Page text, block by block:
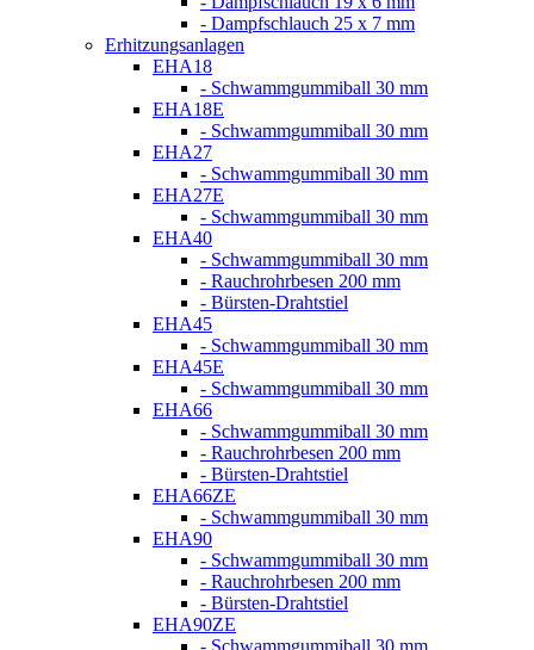
- Dampfschlauch 25 x 7 mm
Erhitzungsanlagen
EHA18
- Schwammgummiball 30 mm
EHA18E
- Schwammgummiball 30 mm
EHA27
- Schwammgummiball 30 mm
EHA27E
- Schwammgummiball 30 mm
EHA40
- Schwammgummiball 30 mm
- Rauchrohrbesen 200 mm
- Bürsten-Drahtstiel
EHA45
- Schwammgummiball 30 mm
EHA45E
- Schwammgummiball 30 mm
EHA66
- Schwammgummiball 30 mm
- Rauchrohrbesen 200 mm
- Bürsten-Drahtstiel
EHA66ZE
- Schwammgummiball 30 mm
EHA90
- Schwammgummiball 30 mm
- Rauchrohrbesen 200 mm
- Bürsten-Drahtstiel
EHA90ZE
- Schwammgummiball 30 mm